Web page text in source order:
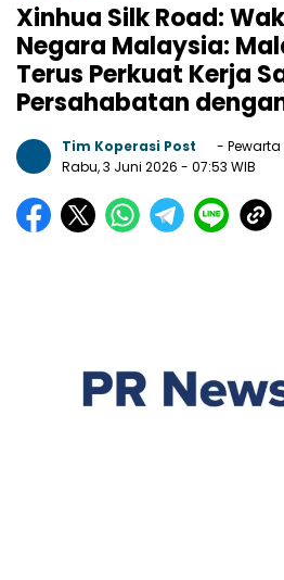
Xinhua Silk Road:
Negara Malaysia:
Terus Perkuat Kerja
Persahabatan
Tim Koperasi Post
- Pewarta
Rabu, 3 Juni 2026 - 07:53 WIB